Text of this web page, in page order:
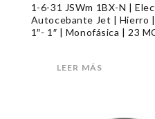
1-6-31 JSWm 1BX-N |
Autocebante Jet | Hierro |
1″- 1″ | Monofásica | 23
LEER MÁS